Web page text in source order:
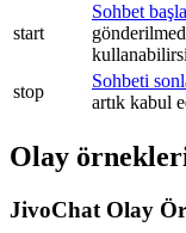
start
Sohbet
stop
Sohbeti
artık kabul
Olay
JivoChat Olay